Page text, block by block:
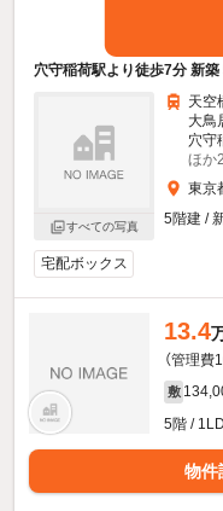
穴守稲荷駅より徒歩7分 新
すべての写真
天空
大鳥
穴守
ほか
東京
5階建 /
宅配ボックス
13.4
（管理費
敷
5階 /
物件